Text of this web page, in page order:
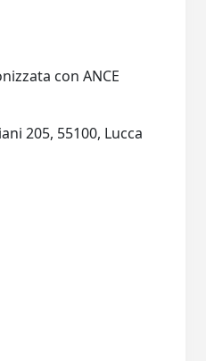
con ANCE